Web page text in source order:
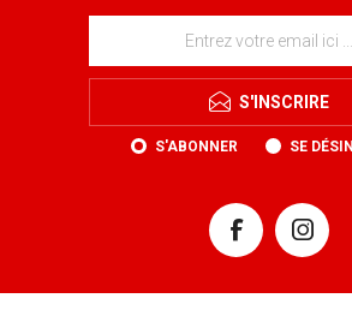
S'INSCRIRE
S'ABONNER SE